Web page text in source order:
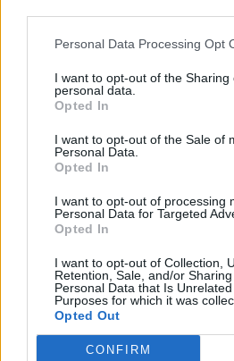
Personal Data Processing Opt
I want to opt-out of the Sharing
personal data.
Opted In
I want to opt-out of the Sale of
Personal Data.
Opted In
I want to opt-out of processing
Personal Data for Targeted
Opted In
I want to opt-out of Collection,
Retention, Sale, and/or
Personal Data that Is
Purposes for which it was
Opted Out
CONFIRM
suoritus!
LIITTYVÄT ARTIKKELIT
Leijonat julkisti
Aleksander Barkov
kaukaloon
Venäläisveskari
divisioonassa –
50 jäähyminuuttia
Kanada – USA klo
ottelun ilmaiseksi